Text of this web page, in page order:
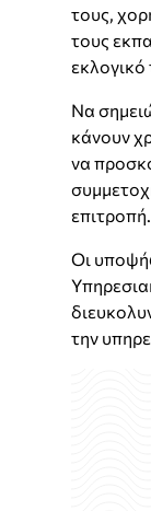
τους,
τους
εκλογικό
Να
κάνουν
να
επιτροπή.
Οι
την